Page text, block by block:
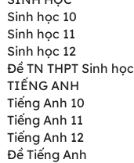
Sinh học 10
Sinh học 11
Sinh học 12
Đề TN THPT Sinh học
TIẾNG ANH
Tiếng Anh 10
Tiếng Anh 11
Tiếng Anh 12
Đề Tiếng Anh